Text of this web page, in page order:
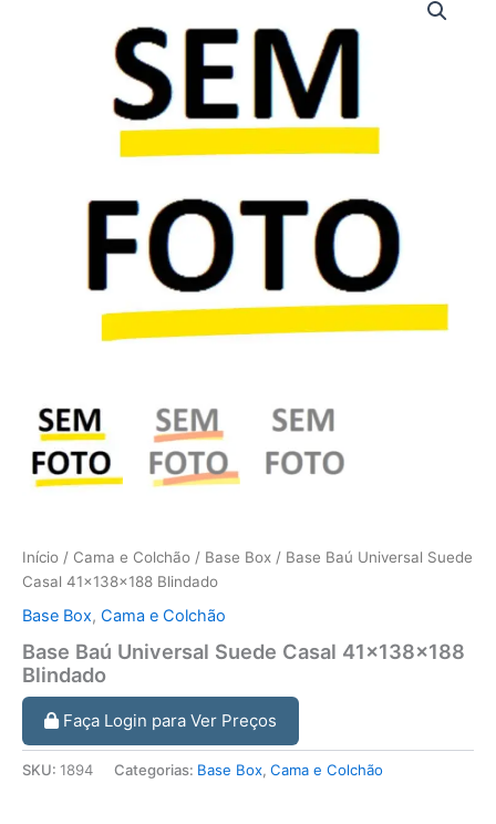
Início / Cama e Colchão / Base Box / Base Baú Universal Suede
Casal 41x138x188 Blindado
Base Box, Cama e Colchão
Base Baú Universal Suede Casal 41x138x188
Blindado
Faça Login para Ver Preços
SKU: 1894 Categorias: Base Box, Cama e Colchão